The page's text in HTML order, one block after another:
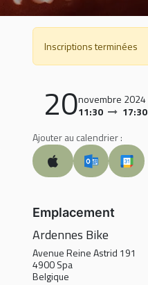
Inscriptions terminées
20novembre 2024
11:30
17:30
Ajouter au calendrier :
Emplacement
Ardennes Bike
Avenue Reine Astrid 191
4900 Spa
Belgique